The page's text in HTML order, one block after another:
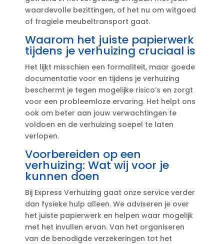
waardevolle bezittingen, of het nu om witgoed
of fragiele meubeltransport gaat.​
Waarom het juiste papierwerk
tijdens je verhuizing cruciaal is
Het lijkt misschien een formaliteit, maar goede
documentatie voor en tijdens je verhuizing
beschermt je tegen mogelijke risico’s en zorgt
voor een probleemloze ervaring.​ Het helpt ons
ook om beter aan jouw verwachtingen te
voldoen en de verhuizing soepel te laten
verlopen.​
Voorbereiden op een
verhuizing: Wat wij voor je
kunnen doen
Bij Express Verhuizing gaat onze service verder
dan fysieke hulp alleen.​ We adviseren je over
het juiste papierwerk en helpen waar mogelijk
met het invullen ervan.​ Van het organiseren
van de benodigde verzekeringen tot het